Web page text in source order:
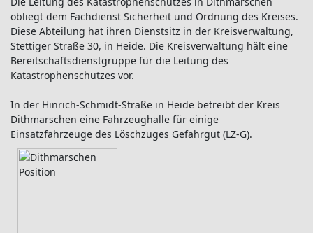
obliegt dem Fachdienst Sicherheit und Ordnung des Kreises.
Diese Abteilung hat ihren Dienstsitz in der Kreisverwaltung,
Stettiger Straße 30, in Heide. Die Kreisverwaltung hält eine
Bereitschaftsdienstgruppe für die Leitung des
Katastrophenschutzes vor.
In der Hinrich-Schmidt-Straße in Heide betreibt der Kreis
Dithmarschen eine Fahrzeughalle für einige
Einsatzfahrzeuge des Löschzuges Gefahrgut (LZ-G).